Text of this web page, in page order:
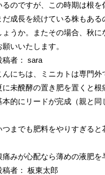
るのですが、この時期は根を
だ成長を続けている株もあ
ょうか。またその場合、秋
願いいたします。
稿者： sara
んにちは、ミニカトは専門外
に未醗酵の置き肥を置くと
本的にリードが完成（親と
つまでも肥料をやりすぎると
痛みが心配なら薄めの液肥を
稿者： 板東太郎